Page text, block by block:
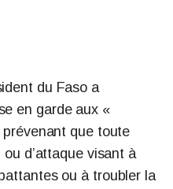
du Faso a
en garde aux «
que toute
d’attaque visant à
ou à troubler la